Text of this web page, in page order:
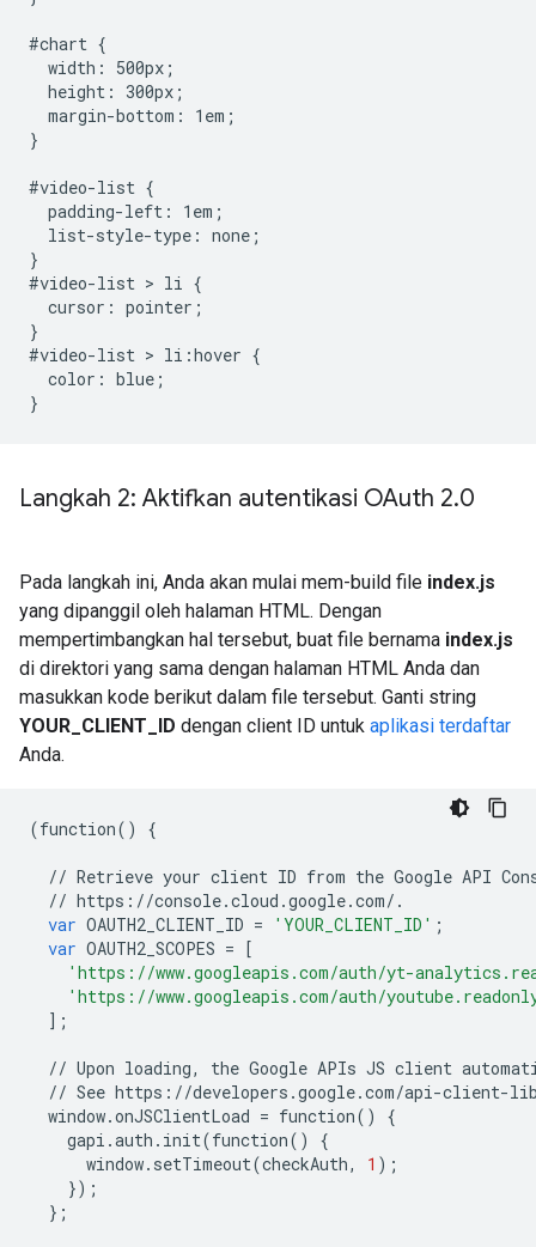
#chart {
  width: 500px;
  height: 300px;
  margin-bottom: 1em;
}
#video-list {
  padding-left: 1em;
  list-style-type: none;
}
#video-list > li {
  cursor: pointer;
}
#video-list > li:hover {
  color: blue;
Langkah 2: Aktifkan autentikasi OAuth 2.0
Pada langkah ini, Anda akan mulai mem-build file index.js
yang dipanggil oleh halaman HTML. Dengan
mempertimbangkan hal tersebut, buat file bernama index.js
di direktori yang sama dengan halaman HTML Anda dan
masukkan kode berikut dalam file tersebut. Ganti string
YOUR_CLIENT_ID dengan client ID untuk aplikasi terdaftar
Anda.
(function() {
// Retrieve your client ID from the Google API
// https : //console.cloud .google.com/.
var OAUTH2_CLIENT_ID = 'YOUR_CLIENT_ID' ;
var OAUTH2_SCOPES = [
'https://www.googleapis.com/auth/yt-
'https://www.googleapis.com/auth/
];
// Upon loading, the Google APIs JS client
// See https : //developers .google.com/api-client-
window.onJSClientLoad = function()
{
gapi .auth . init(function()
{
window. setTimeout(checkAuth, 1 );
});
};